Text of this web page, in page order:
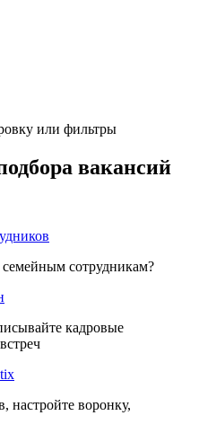
или фильтры
вакансий
семейным сотрудникам?
кадровые
настройте воронку,